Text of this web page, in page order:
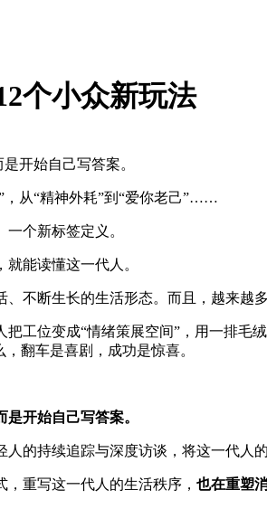
个小众新玩法
开始自己写答案。
，从“精神外耗”到“爱你老己”……
个新标签定义。
能读懂这一代人。
不断生长的生活形态。而且，越来越
工位变成“情绪策展空间”，用一排
翻车是喜剧，成功是惊喜。
开始自己写答案。
的持续追踪与深度访谈，将这一代人
重写这一代人的生活秩序， 也在重塑